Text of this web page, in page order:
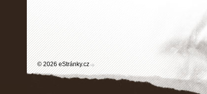
© 2026 eStránky.cz